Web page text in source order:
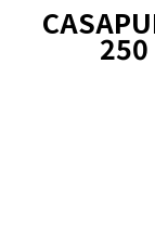
250